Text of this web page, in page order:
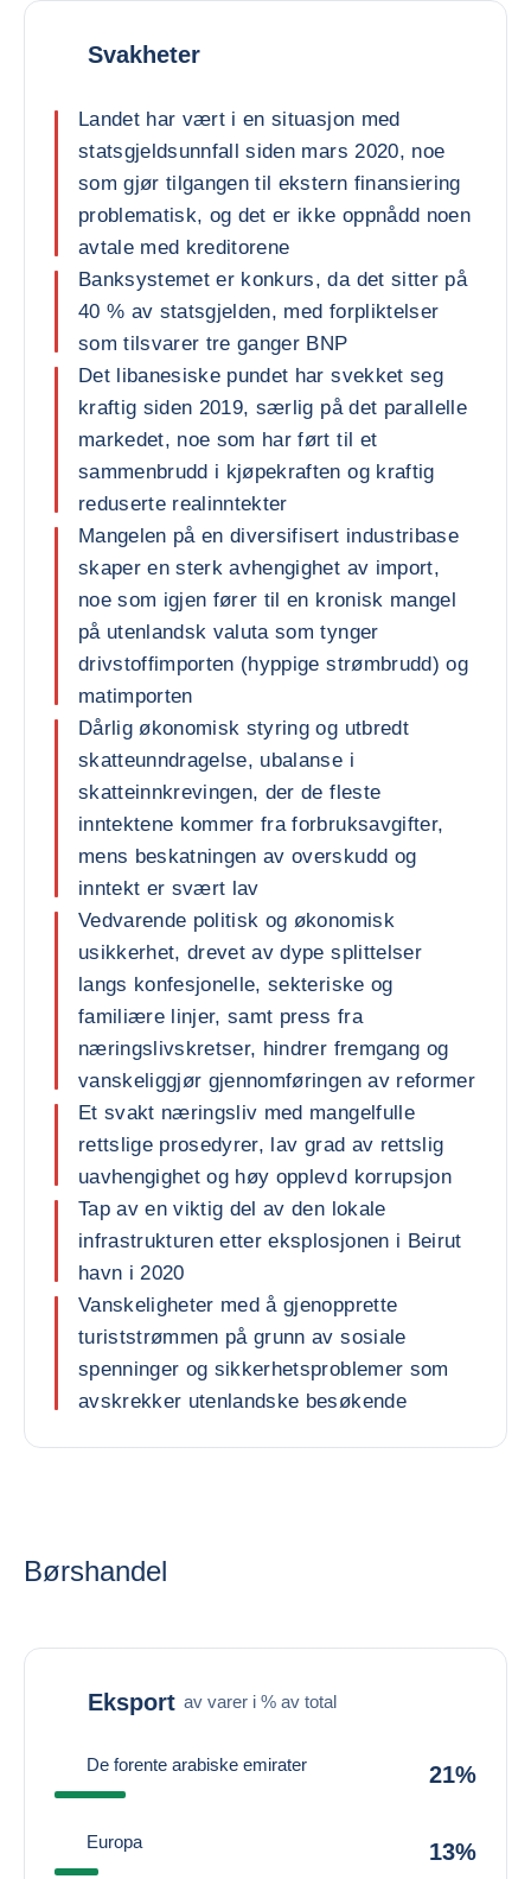
Svakheter
Landet har vært i en situasjon med
statsgjeldsunnfall siden mars 2020, noe
som gjør tilgangen til ekstern finansiering
problematisk, og det er ikke oppnådd noen
avtale med kreditorene
Banksystemet er konkurs, da det sitter på
40 % av statsgjelden, med forpliktelser
som tilsvarer tre ganger BNP
Det libanesiske pundet har svekket seg
kraftig siden 2019, særlig på det parallelle
markedet, noe som har ført til et
sammenbrudd i kjøpekraften og kraftig
reduserte realinntekter
Mangelen på en diversifisert industribase
skaper en sterk avhengighet av import,
noe som igjen fører til en kronisk mangel
på utenlandsk valuta som tynger
drivstoffimporten (hyppige strømbrudd) og
matimporten
Dårlig økonomisk styring og utbredt
skatteunndragelse, ubalanse i
skatteinnkrevingen, der de fleste
inntektene kommer fra forbruksavgifter,
mens beskatningen av overskudd og
inntekt er svært lav
Vedvarende politisk og økonomisk
usikkerhet, drevet av dype splittelser
langs konfesjonelle, sekteriske og
familiære linjer, samt press fra
næringslivskretser, hindrer fremgang og
vanskeliggjør gjennomføringen av reformer
Et svakt næringsliv med mangelfulle
rettslige prosedyrer, lav grad av rettslig
uavhengighet og høy opplevd korrupsjon
Tap av en viktig del av den lokale
infrastrukturen etter eksplosjonen i Beirut
havn i 2020
Vanskeligheter med å gjenopprette
turiststrømmen på grunn av sosiale
spenninger og sikkerhetsproblemer som
avskrekker utenlandske besøkende
Børshandel
Eksport av varer i % av total
De forente arabiske emirater 21%
Europa 13%